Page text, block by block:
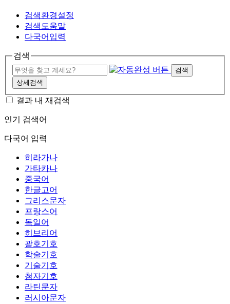
검색환경설정
검색도움말
다국어입력
검색
검색
상세검색
결과 내 재검색
인기 검색어
다국어 입력
히라가나
가타카나
중국어
한글고어
그리스문자
프랑스어
독일어
히브리어
괄호기호
학술기호
기술기호
첨자기호
라틴문자
러시아문자